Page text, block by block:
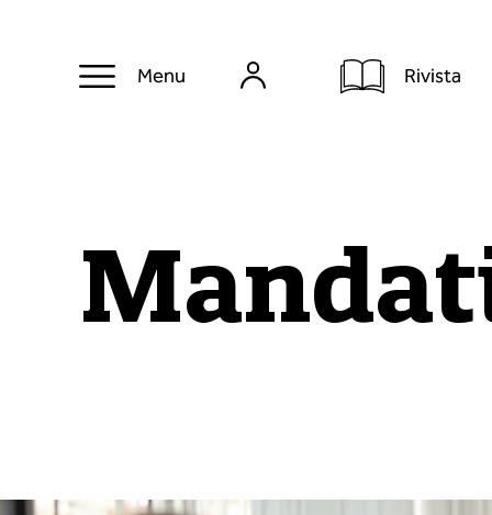
Menu Rivista